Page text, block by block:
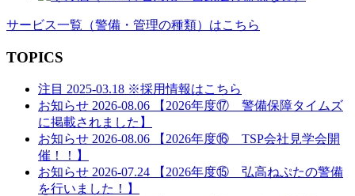
サービス一覧 （警備・管理の種類） はこちら
TOPICS
注目 2025-03.18 ※採用情報はこちら
お知らせ 2026-08.06
【2026年度⑰ 警備保障タイムズ
に掲載されました】
お知らせ 2026-08.06
【2026年度⑯ TSP会社見学会開
催！！】
お知らせ 2026-07.24
【2026年度⑮ 弘高ねぷたの警備
を行いました！】